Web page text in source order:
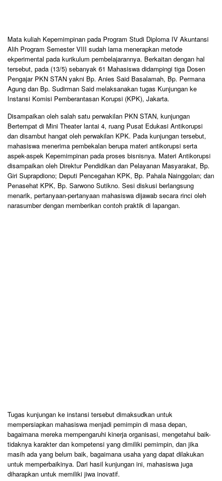
Mata kuliah Kepemimpinan pada Program Studi Diploma IV Akuntansi
Alih Program Semester VIII sudah lama menerapkan metode
ekperimental pada kurikulum pembelajarannya. Berkaitan dengan hal
tersebut, pada (13/5) sebanyak 61 Mahasiswa didampingi tiga Dosen
Pengajar PKN STAN yakni Bp. Anies Said Basalamah, Bp. Permana
Agung dan Bp. Sudirman Said melaksanakan tugas Kunjungan ke
Instansi Komisi Pemberantasan Korupsi (KPK), Jakarta.
Disampaikan oleh salah satu perwakilan PKN STAN, kunjungan
Bertempat di Mini Theater lantai 4, ruang Pusat Edukasi Antikorupsi
dan disambut hangat oleh perwakilan KPK. Pada kunjungan tersebut,
mahasiswa menerima pembekalan berupa materi antikorupsi serta
aspek-aspek Kepemimpinan pada proses bisnisnya. Materi Antikorupsi
disampaikan oleh Direktur Pendidikan dan Pelayanan Masyarakat, Bp.
Giri Suprapdiono; Deputi Pencegahan KPK, Bp. Pahala Nainggolan; dan
Penasehat KPK, Bp. Sarwono Sutikno. Sesi diskusi berlangsung
menarik, pertanyaan-pertanyaan mahasiswa dijawab secara rinci oleh
narasumber dengan memberikan contoh praktik di lapangan.
Tugas kunjungan ke instansi tersebut dimaksudkan untuk
mempersiapkan mahasiswa menjadi pemimpin di masa depan,
bagaimana mereka mempengaruhi kinerja organisasi, mengetahui baik-
tidaknya karakter dan kompetensi yang dimiliki pemimpin, dan jika
masih ada yang belum baik, bagaimana usaha yang dapat dilakukan
untuk memperbaikinya. Dari hasil kunjungan ini, mahasiswa juga
diharapkan untuk memiliki jiwa inovatif.